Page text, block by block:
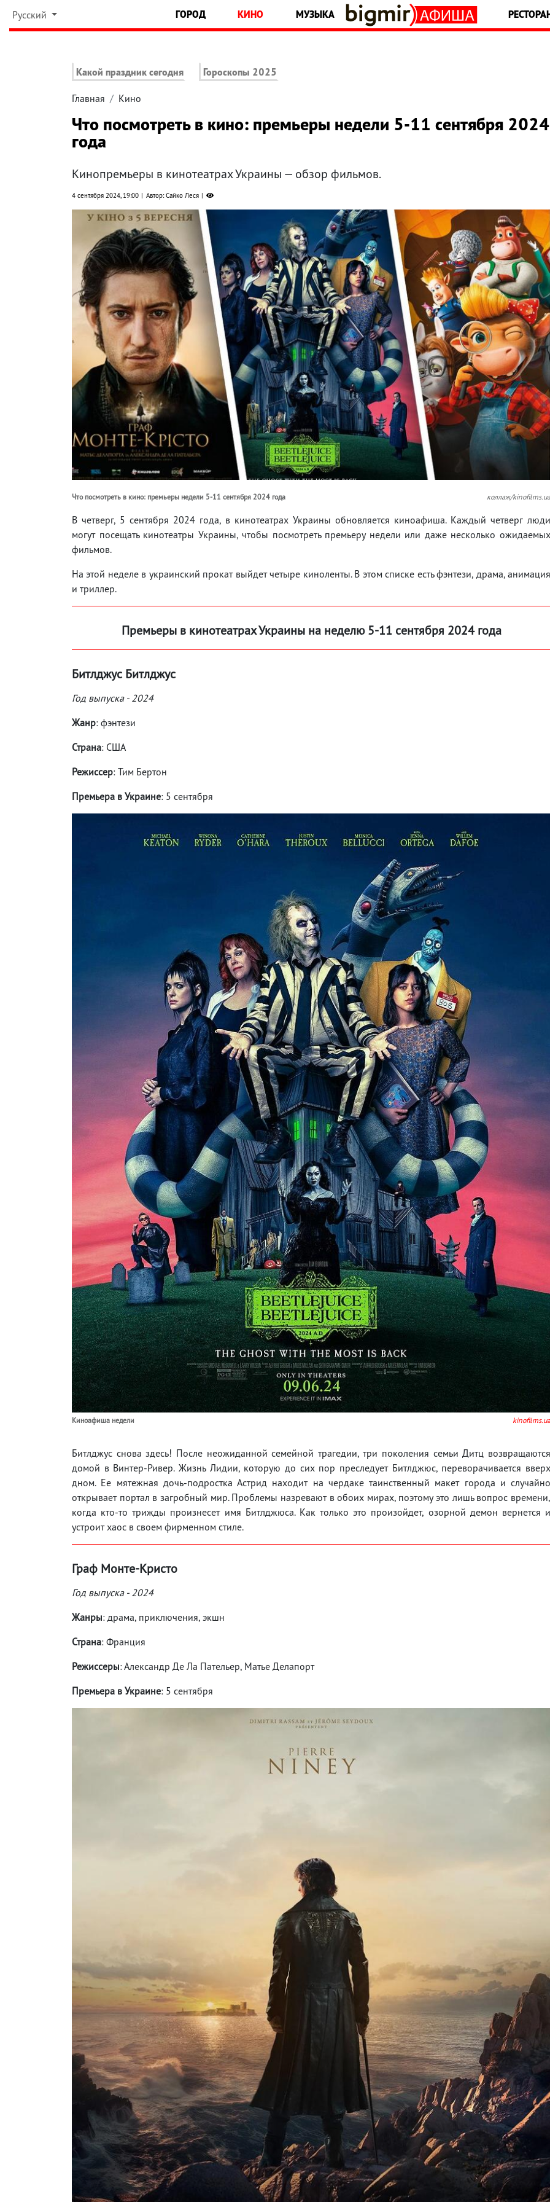
Русский ГОРОД КИНО МУЗЫКА
Какой праздник сегодня Гороскопы 2025
Главная Кино
Что посмотреть в кино: премьеры недели 5-11 сентября 2024
года
Кинопремьеры в кинотеатрах Украины — обзор фильмов.
4 сентября 2024, 19:00 Автор: Сайко Леся
Что посмотреть в кино: премьеры недели 5-11 сентября 2024 года коллаж/kinofilms.ua
В четверг, 5 сентября 2024 года, в кинотеатрах Украины обновляется киноафиша. Каждый четверг люди
могут посещать кинотеатры Украины, чтобы посмотреть премьеру недели или даже несколько ожидаемых
фильмов.
На этой неделе в украинский прокат выйдет четыре киноленты. В этом списке есть фэнтези, драма, анимация
и триллер.
Премьеры в кинотеатрах Украины на неделю 5-11 сентября 2024 года
Битлджус Битлджус
Год выпуска - 2024
Жанр: фэнтези
Страна: США
Режиссер: Тим Бертон
Премьера в Украине: 5 сентября
Киноафиша недели kinofilms.ua
Битлджус снова здесь! После неожиданной семейной трагедии, три поколения семьи Дитц возвращаются
домой в Винтер-Ривер. Жизнь Лидии, которую до сих пор преследует Битлджюс, переворачивается вверх
дном. Ее мятежная дочь-подростка Астрид находит на чердаке таинственный макет города и случайно
открывает портал в загробный мир. Проблемы назревают в обоих мирах, поэтому это лишь вопрос времени,
когда кто-то трижды произнесет имя Битлджюса. Как только это произойдет, озорной демон вернется и
устроит хаос в своем фирменном стиле.
Граф Монте-Кристо
Год выпуска - 2024
Жанры: драма, приключения, экшн
Страна: Франция
Режиссеры: Александр Де Ла Пательер, Матье Делапорт
Премьера в Украине: 5 сентября